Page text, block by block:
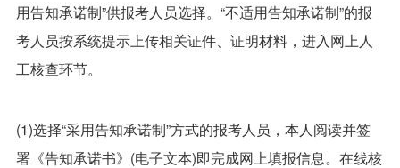
用告知承诺制”供报考人员选择。“不适用告知承诺制”的报
考人员按系统提示上传相关证件、证明材料，进入网上人
工核查环节。
(1)选择“采用告知承诺制”方式的报考人员，本人阅读并签
署《告知承诺书》(电子文本)即完成网上填报信息。在线核